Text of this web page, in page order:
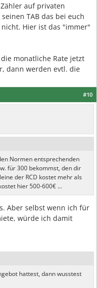
auf privaten
TAB das bei euch
Hier ist das "immer"
monatliche Rate jetzt
dann werden evtl. die
#10
Normen entsprechenden
für 300 bekommst, den dir
der RCD kostet mehr als
hier 500-600€ ...
Aber selbst wenn ich für
würde ich damit
hattest, dann wusstest